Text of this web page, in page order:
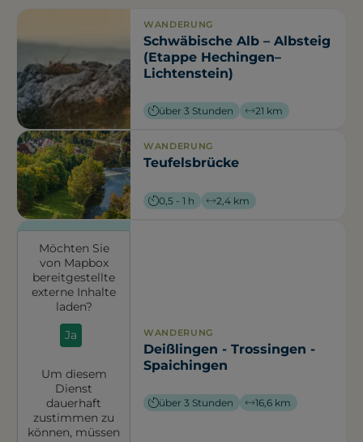
WANDERUNG
Schwäbische Alb – Albsteig
(Etappe Hechingen–
Lichtenstein)
über 3 Stunden 21 km
WANDERUNG
Teufelsbrücke
0,5 - 1 h 2,4 km
Möchten Sie
von Mapbox
bereitgestellte
externe Inhalte
laden?
Ja
Um diesem
Dienst
dauerhaft
zustimmen zu
können, müssen
WANDERUNG
Deißlingen - Trossingen -
Spaichingen
über 3 Stunden 16,6 km